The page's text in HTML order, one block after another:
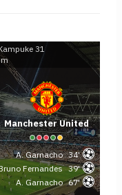
31
Manchester United
A. Garnacho 34'
Fernandes 39'
A. Garnacho 67'